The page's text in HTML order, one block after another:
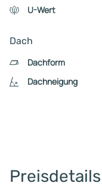
U-Wert
Dach
Dachform
Dachneigung
Preisdetails